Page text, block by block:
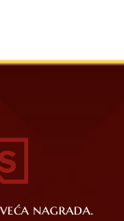
nagrada.